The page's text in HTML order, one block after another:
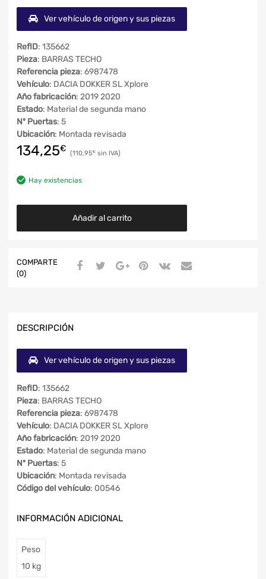
Ver vehículo de origen y sus piezas
RefID: 135662
Pieza: BARRAS TECHO
Referencia pieza: 6987478
Vehículo: DACIA DOKKER SL Xplore
Año fabricación: 2019 2020
Estado: Material de segunda mano
Nº Puertas: 5
Ubicación: Montada revisada
134,25€ 110,95€
Hay existencias
Añadir al carrito
COMPARTE
(0)
DESCRIPCIÓN
Ver vehículo de origen y sus piezas
RefID: 135662
Pieza: BARRAS TECHO
Referencia pieza: 6987478
Vehículo: DACIA DOKKER SL Xplore
Año fabricación: 2019 2020
Estado: Material de segunda mano
Nº Puertas: 5
Ubicación: Montada revisada
Código del vehículo: 00546
INFORMACIÓN ADICIONAL
Peso
10 kg